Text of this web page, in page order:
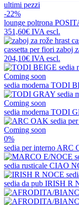
ultimi pezzi
-22%
lounge poltrona
351,60€ IVA escl.
cassetta per fiori zaboj
204,10€ IVA escl.
Coming soon
sedia moderna TODI
Coming soon
sedia moderna TODI
Coming soon
0%
sedia per internoARC
sedia rusticale CIAO
sedia da pub IRISH R